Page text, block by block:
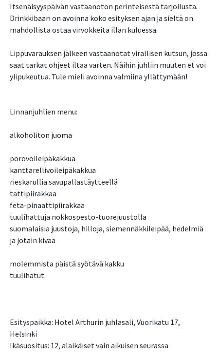
Itsenäisyyspäivän vastaanoton perinteisestä tarjoilusta.
Drinkkibaari on avoinna koko esityksen ajan ja sieltä on
mahdollista ostaa virvokkeita illan kuluessa.
Lippuvarauksen jälkeen vastaanotat virallisen kutsun, jossa
saat tarkat ohjeet iltaa varten. Näihin juhliin muuten et voi
ylipukeutua. Tule mieli avoinna valmiina yllättymään!
Linnanjuhlien menu:
alkoholiton juoma
porovoileipäkakkua
kanttarellivoileipäkakkua
rieskarullia savupallastäytteellä
tattipiirakkaa
feta-pinaattipiirakkaa
tuulihattuja nokkospesto-tuorejuustolla
suomalaisia juustoja, hilloja, siemennäkkileipää, hedelmiä
ja jotain kivaa
molemmista päistä syötävä kakku
tuulihatut
Esityspaikka: Hotel Arthurin juhlasali, Vuorikatu 17,
Helsinki
Ikäsuositus: 12, alaikäiset vain aikuisen seurassa